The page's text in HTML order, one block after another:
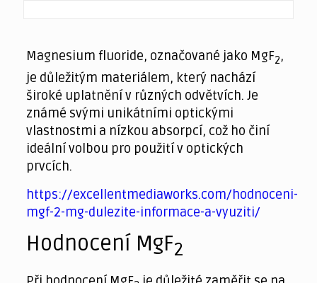
Magnesium fluoride, označované jako MgF2,
je důležitým materiálem, který nachází
široké uplatnění v různých odvětvích. Je
známé svými unikátními optickými
vlastnostmi a nízkou absorpcí, což ho činí
ideální volbou pro použití v optických
prvcích.
https://excellentmediaworks.com/hodnoceni-
mgf-2-mg-dulezite-informace-a-vyuziti/
Hodnocení MgF2